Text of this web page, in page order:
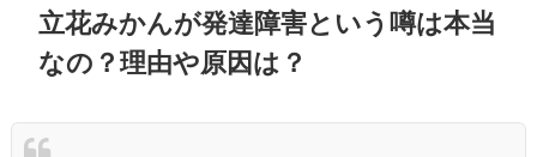
立花みかんが発達障害という噂は本当
なの？理由や原因は？